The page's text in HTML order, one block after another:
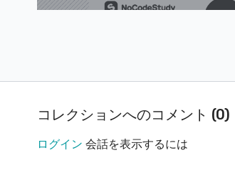
【Bubble基礎編】#17_Logsの説明
コレクションへのコメント (0)
ログイン 会話を表示するには